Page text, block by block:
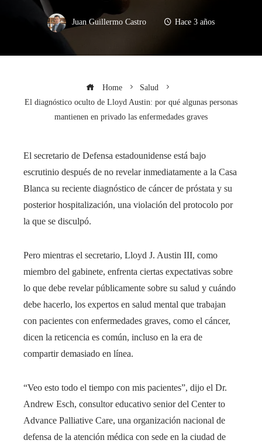
Juan Guillermo Castro Hace 3 años
Home
Salud
El diagnóstico oculto de Lloyd Austin: por qué algunas personas
mantienen en privado las enfermedades graves
El secretario de Defensa estadounidense está bajo
escrutinio después de no revelar inmediatamente a la Casa
Blanca su reciente diagnóstico de cáncer de próstata y su
posterior hospitalización, una violación del protocolo por
la que se disculpó.
Pero mientras el secretario, Lloyd J. Austin III, como
miembro del gabinete, enfrenta ciertas expectativas sobre
lo que debe revelar públicamente sobre su salud y cuándo
debe hacerlo, los expertos en salud mental que trabajan
con pacientes con enfermedades graves, como el cáncer,
dicen la reticencia es común, incluso en la era de
compartir demasiado en línea.
“Veo esto todo el tiempo con mis pacientes”, dijo el Dr.
Andrew Esch, consultor educativo senior del Center to
Advance Palliative Care, una organización nacional de
defensa de la atención médica con sede en la ciudad de